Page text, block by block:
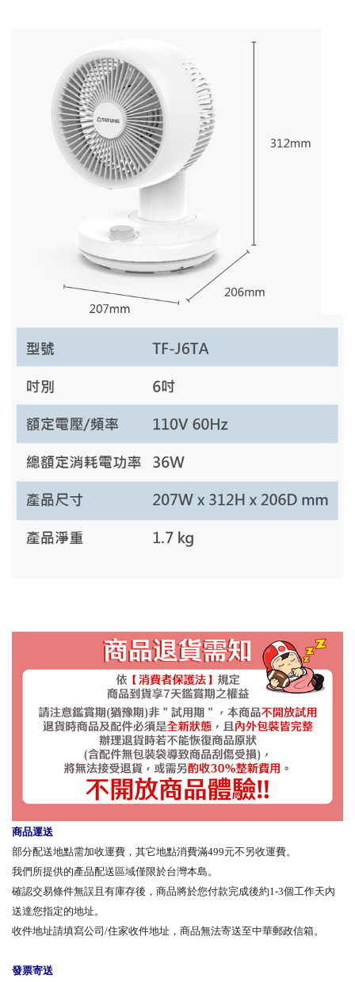
商品運送
部分配送地點需加收運費，其它地點消費滿499元不另收運費。
我們所提供的產品配送區域僅限於台灣本島。
確認交易條件無誤且有庫存後，商品將於您付款完成後約1-3個工作天內
送達您指定的地址。
收件地址請填寫公司/住家收件地址，商品無法寄送至中華郵政信箱。
發票寄送